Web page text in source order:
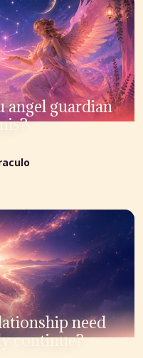
angel guardian
need
continue?